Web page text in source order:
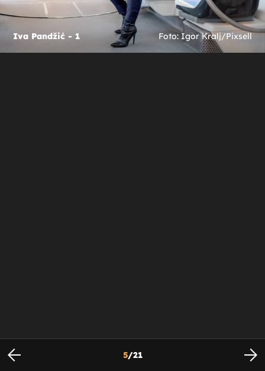
Iva Pandžić - 1 Foto: Igor Kralj/Pixsell
5/21